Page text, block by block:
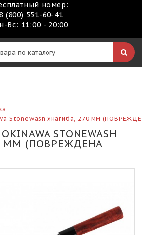
номер:
8 (800) 551-60-41
Вс: 11:00 - 20:00
Stonewash Янагиба, 270 мм
STONEWASH
ММ (ПОВРЕЖДЕНА